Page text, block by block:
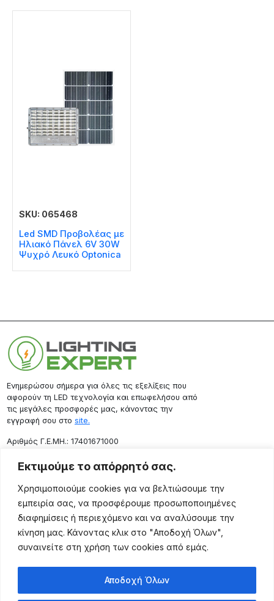
Εκτιμούμε το απόρρητό σας.
Χρησιμοποιούμε cookies για να βελτιώσουμε την
εμπειρία σας, να προσφέρουμε προσωποποιημένες
διαφημίσεις ή περιεχόμενο και να αναλύσουμε την
κίνηση μας. Κάνοντας κλικ στο "Αποδοχή Όλων",
συναινείτε στη χρήση των cookies από εμάς.
Αποδοχή Όλων
SKU: 065468
Led SMD Προβολέας με
Ηλιακό Πάνελ 6V 30W
Ψυχρό Λευκό Optonica
Ενημερώσου σήμερα για όλες τις εξελίξεις που
αφορούν τη LED τεχνολογία και επωφελήσου από
τις μεγάλες προσφορές μας, κάνοντας την
εγγραφή σου στο site.
Aριθμός Γ.Ε.ΜΗ.: 17401671000
Επικοινωνία
Ρόδου 133, Αθήνα 10443
(+30) 211 725 5427
sales@lightingexpert.gr
Χρήσιμες Σελίδες